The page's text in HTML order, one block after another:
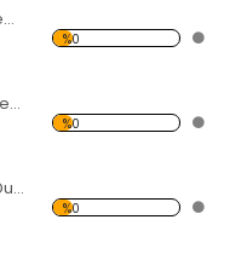
Zürafa ve Papatya Temalı Duvar Sticker
%0
Şnorkel Takan Balık Temalı Duvar Sticker
%0
Köpek Balığı Temalı Duvar Sticker
%0